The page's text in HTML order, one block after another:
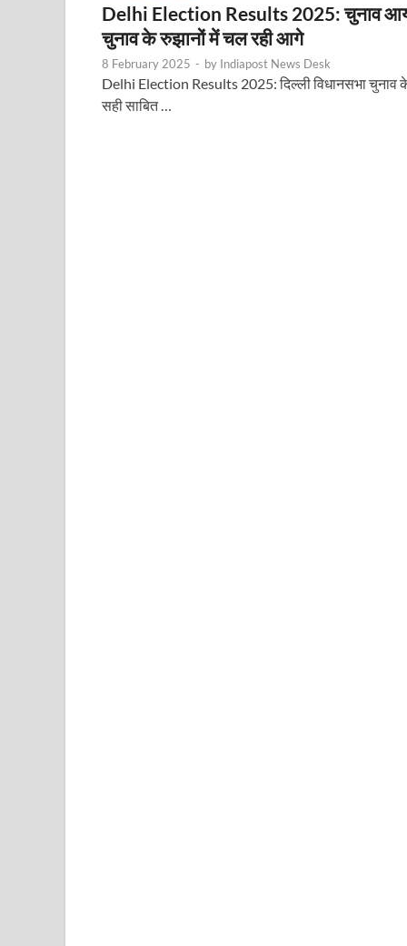
Delhi Election Results 2025: चुनाव
चुनाव के रुझानों में चल रही आगे
8 February 2025 - by Indiapost News Desk
Delhi Election Results 2025: दिल्ली विधानसभा चुनाव
सही साबित …